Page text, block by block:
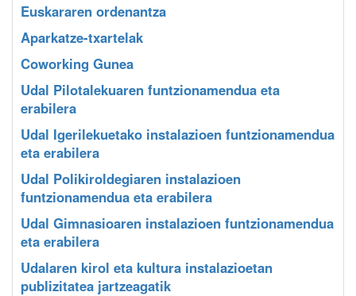
Euskararen ordenantza
Aparkatze-txartelak
Coworking Gunea
Udal Pilotalekuaren funtzionamendua eta
erabilera
Udal Igerilekuetako instalazioen funtzionamendua
eta erabilera
Udal Polikiroldegiaren instalazioen
funtzionamendua eta erabilera
Udal Gimnasioaren instalazioen funtzionamendua
eta erabilera
Udalaren kirol eta kultura instalazioetan
publizitatea jartzeagatik